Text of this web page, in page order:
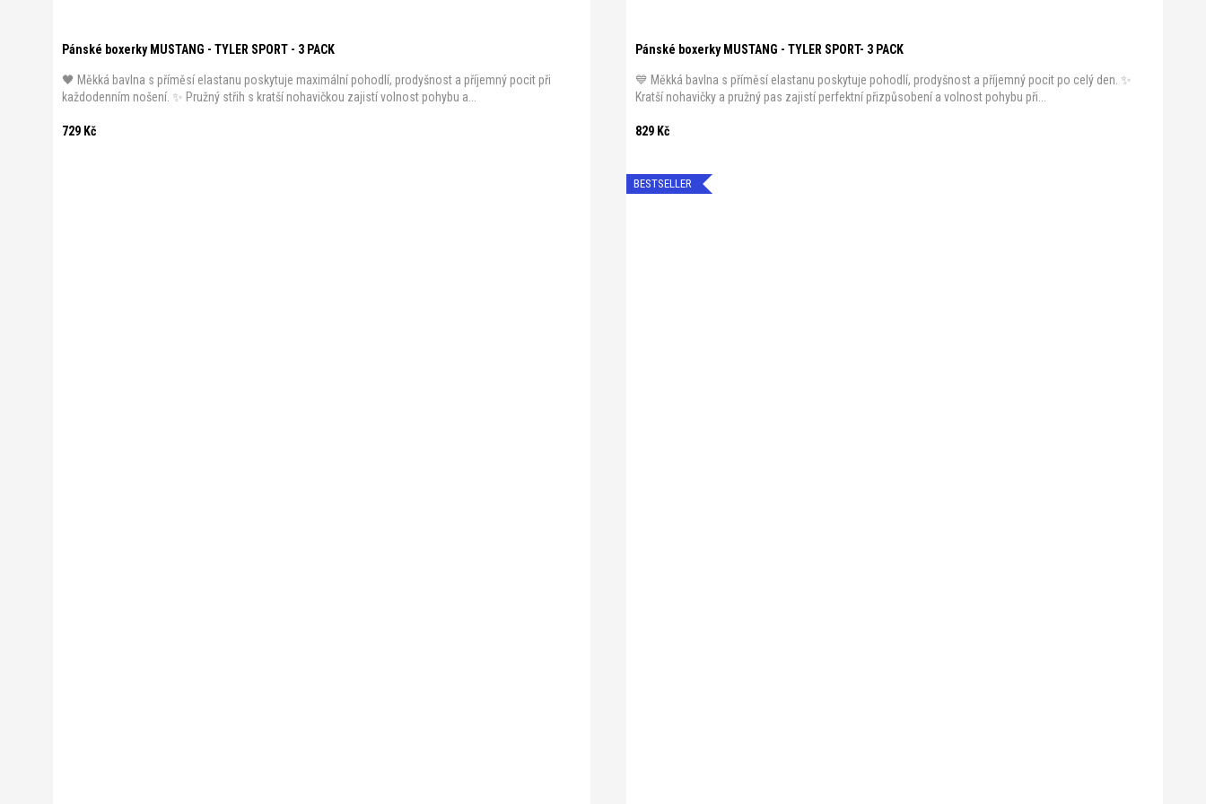
Pánské boxerky MUSTANG - TYLER SPORT - 3 PACK
729 Kč
🖤 Měkká bavlna s příměsí elastanu poskytuje maximální pohodlí, prodyšnost a příjemný pocit při
každodenním nošení. ✨ Pružný střih s kratší nohavičkou zajistí volnost pohybu a...
Pánské boxerky MUSTANG - TYLER SPORT- 3 PACK
829 Kč
💙 Měkká bavlna s příměsí elastanu poskytuje pohodlí, prodyšnost a příjemný pocit po celý den. ✨
Kratší nohavičky a pružný pas zajistí perfektní přizpůsobení a volnost pohybu při...
BESTSELLER